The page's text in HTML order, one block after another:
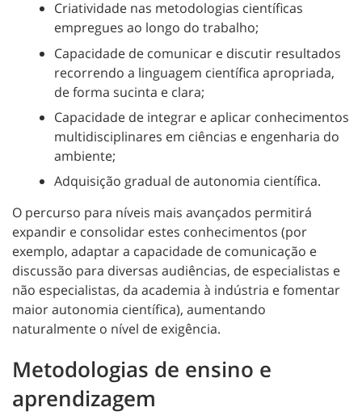
Criatividade nas metodologias científicas
empregues ao longo do trabalho;
Capacidade de comunicar e discutir resultados
recorrendo a linguagem científica apropriada,
de forma sucinta e clara;
Capacidade de integrar e aplicar conhecimentos
multidisciplinares em ciências e engenharia do
ambiente;
Adquisição gradual de autonomia científica.
O percurso para níveis mais avançados permitirá
expandir e consolidar estes conhecimentos (por
exemplo, adaptar a capacidade de comunicação e
discussão para diversas audiências, de especialistas e
não especialistas, da academia à indústria e fomentar
maior autonomia científica), aumentando
naturalmente o nível de exigência.
Metodologias de ensino e
aprendizagem